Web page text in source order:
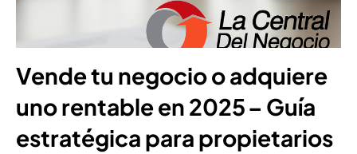
Vende tu negocio o adquiere
uno rentable en 2025 – Guía
estratégica para propietarios